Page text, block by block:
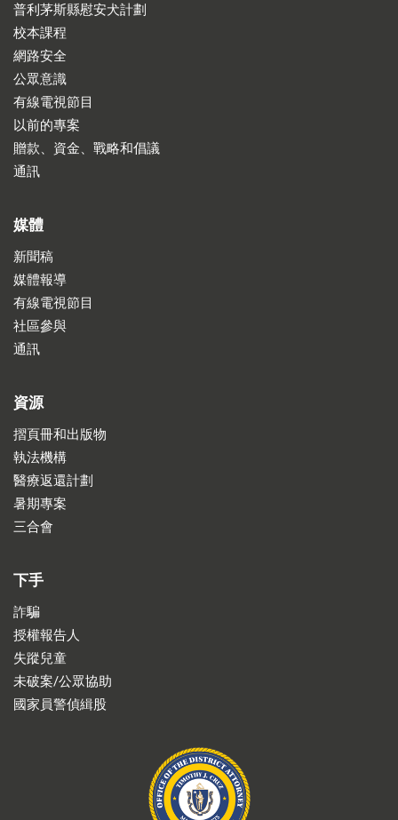
普利茅斯縣慰安犬計劃
校本課程
網路安全
公眾意識
有線電視節目
以前的專案
贈款、資金、戰略和倡議
通訊
媒體
新聞稿
媒體報導
有線電視節目
社區參與
通訊
資源
摺頁冊和出版物
執法機構
醫療返還計劃
暑期專案
三合會
下手
詐騙
授權報告人
失蹤兒童
未破案/公眾協助
國家員警偵緝股